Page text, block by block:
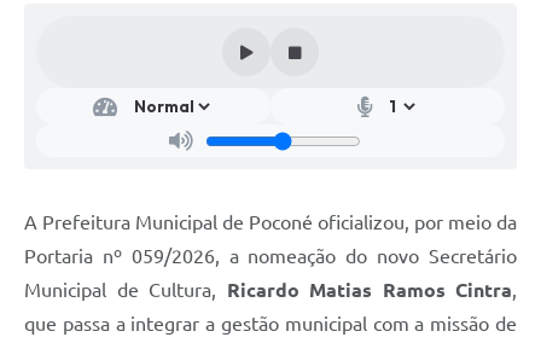
A Prefeitura Municipal de Poconé oficializou, por meio da
Portaria nº 059/2026, a nomeação do novo Secretário
Municipal de Cultura, Ricardo Matias Ramos Cintra,
que passa a integrar a gestão municipal com a missão de